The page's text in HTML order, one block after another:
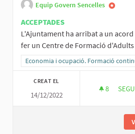
Equip Govern Sencelles
ACCEPTADES
L'Ajuntament ha arribat a un acord
fer un Centre de Formació d'Adults
Resultats al filtrar per la categoria:
Economia i ocupació. Formació
CREAT EL
14/12/2022
8 8